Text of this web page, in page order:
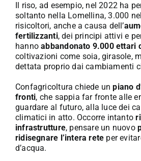
Il riso, ad esempio, nel 2022 ha
soltanto nella Lomellina, 3.000 nel
risicoltori, anche a causa dell’
fertilizzanti, dei principi attivi e
hannoabbandonato 9.000 ettari
coltivazioni come soia, girasole,
dettata proprio dai cambiamenti
Confagricoltura chiede unpiano
fronti, che sappia far fronte alle
guardare al futuro, alla luce dei
climatici in atto. Occorre intanto
infrastrutture, pensare un nuovo
ridisegnare l’intera rete per
d’acqua.